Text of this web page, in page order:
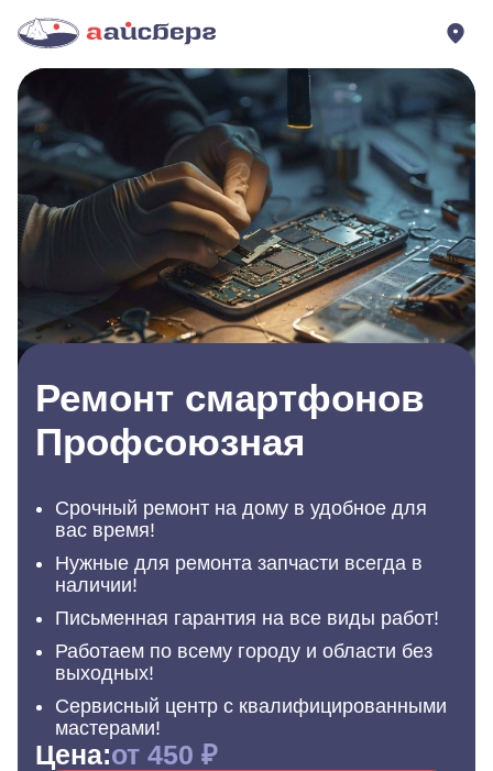
Ремонт смартфонов
Профсоюзная
Срочный ремонт на дому в удобное для
вас время!
Нужные для ремонта запчасти всегда в
наличии!
Письменная гарантия на все виды работ!
Работаем по всему городу и области без
выходных!
Сервисный центр с квалифицированными
мастерами!
Цена:от 450 ₽